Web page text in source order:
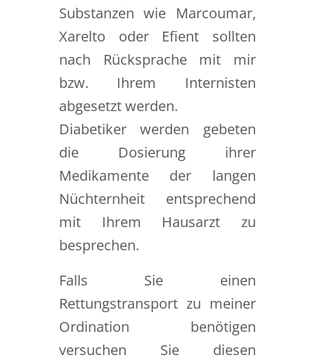
Substanzen wie Marcoumar,
Xarelto oder Efient sollten
nach Rücksprache mit mir
bzw. Ihrem Internisten
abgesetzt werden.
Diabetiker werden gebeten
die Dosierung ihrer
Medikamente der langen
Nüchternheit entsprechend
mit Ihrem Hausarzt zu
besprechen.
Falls Sie einen
Rettungstransport zu meiner
Ordination benötigen
versuchen Sie diesen